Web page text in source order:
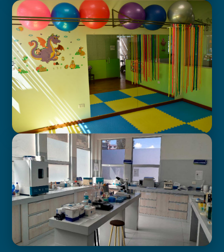
GABINETE DE FISIOTERAPIA
CENTRO DE ATENCIÓN EN
NEURODESARROLLO INFANTIL